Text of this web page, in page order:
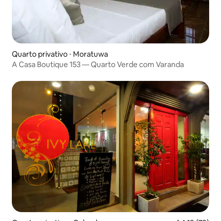
Quarto privativo ⋅ Moratuwa
A Casa Boutique 153 — Quarto Verde com Varanda